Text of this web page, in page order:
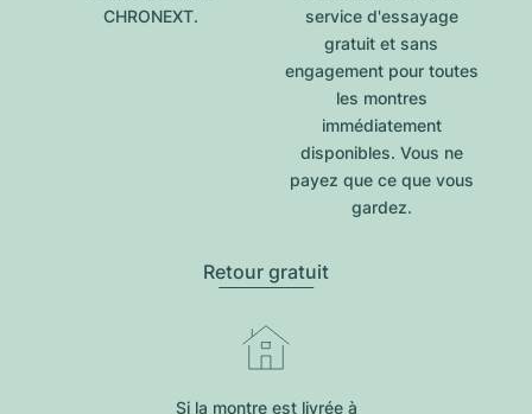
CHRONEXT.
service d'essayage
gratuit et sans
engagement pour toutes
les montres
immédiatement
disponibles. Vous ne
payez que ce que vous
gardez.
Retour gratuit
Si la montre est livrée à